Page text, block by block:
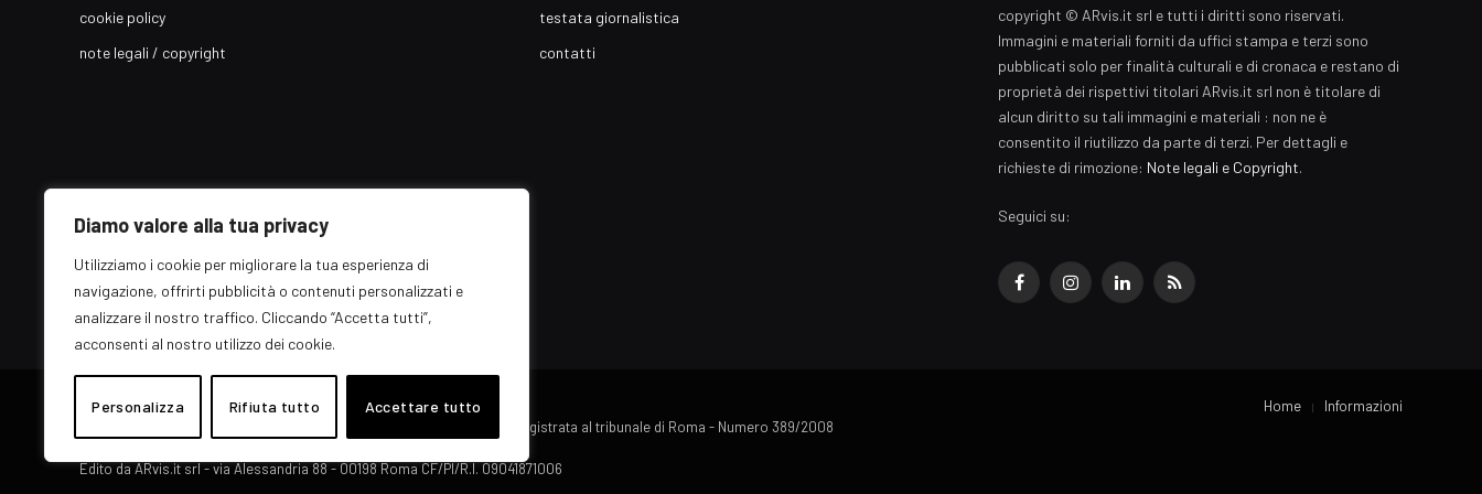
Diamo valore alla tua privacy
Utilizziamo i cookie per migliorare la tua esperienza di
navigazione, offrirti pubblicità o contenuti personalizzati e
analizzare il nostro traffico. Cliccando “Accetta tutti”,
acconsenti al nostro utilizzo dei cookie.
Personalizza Rifiuta tutto Accettare tutto
cookie policy
note legali / copyright
testata giornalistica
contatti
copyright © ARvis.it srl e tutti i diritti sono riservati.
Immagini e materiali forniti da uffici stampa e terzi sono
pubblicati solo per finalità culturali e di cronaca e restano di
proprietà dei rispettivi titolari ARvis.it srl non è titolare di
alcun diritto su tali immagini e materiali : non ne è
consentito il riutilizzo da parte di terzi. Per dettagli e
richieste di rimozione: Note legali e Copyright.
Seguici su:
FacebookInstagramLinkedInRSS
© 2026 EZ Rome Designed byARvis.it.
Il portale EZ Rome e' una testata giornalistica di carattere generalista registrata al tribunale di Roma - Numero 389/2008
Edito da ARvis.it srl - via Alessandria 88 - 00198 Roma CF/PI/R.I. 09041871006
Home Informazioni